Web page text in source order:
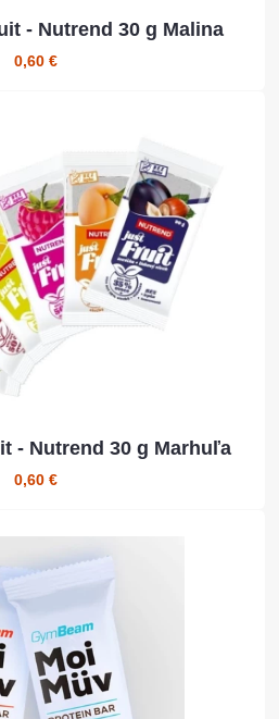
- Nutrend 30 g Malina
0,60 €
- Nutrend 30 g Marhuľa
0,60 €